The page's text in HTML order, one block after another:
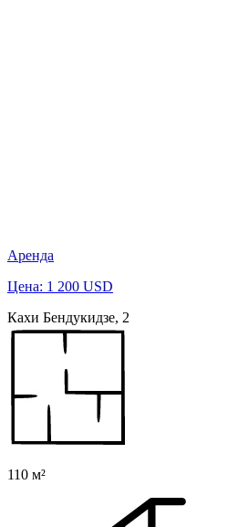
Аренда
Цена: 1 200 USD
Кахи Бендукидзе, 2
110 м²